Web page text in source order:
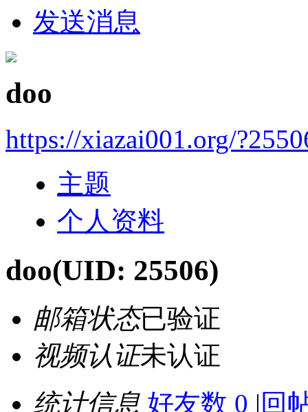
发送消息
doo
https://xiazai001.org/
主题
个人资料
doo(UID: 25506)
邮箱状态已验证
视频认证未认证
统计信息 好友数 0 | 回